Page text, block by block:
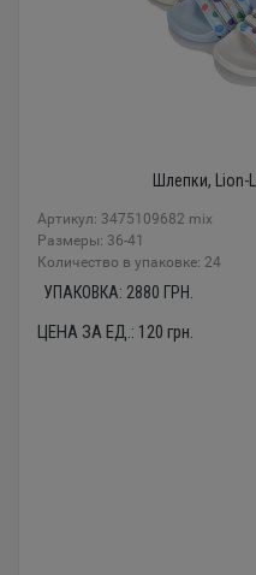
Шлепки,
Артикул: 3475109682 mix
Размеры: 36-41
Количество в упаковке: 24
УПАКОВКА: 2880 ГРН.
ЦЕНА ЗА ЕД.: 120 грн.